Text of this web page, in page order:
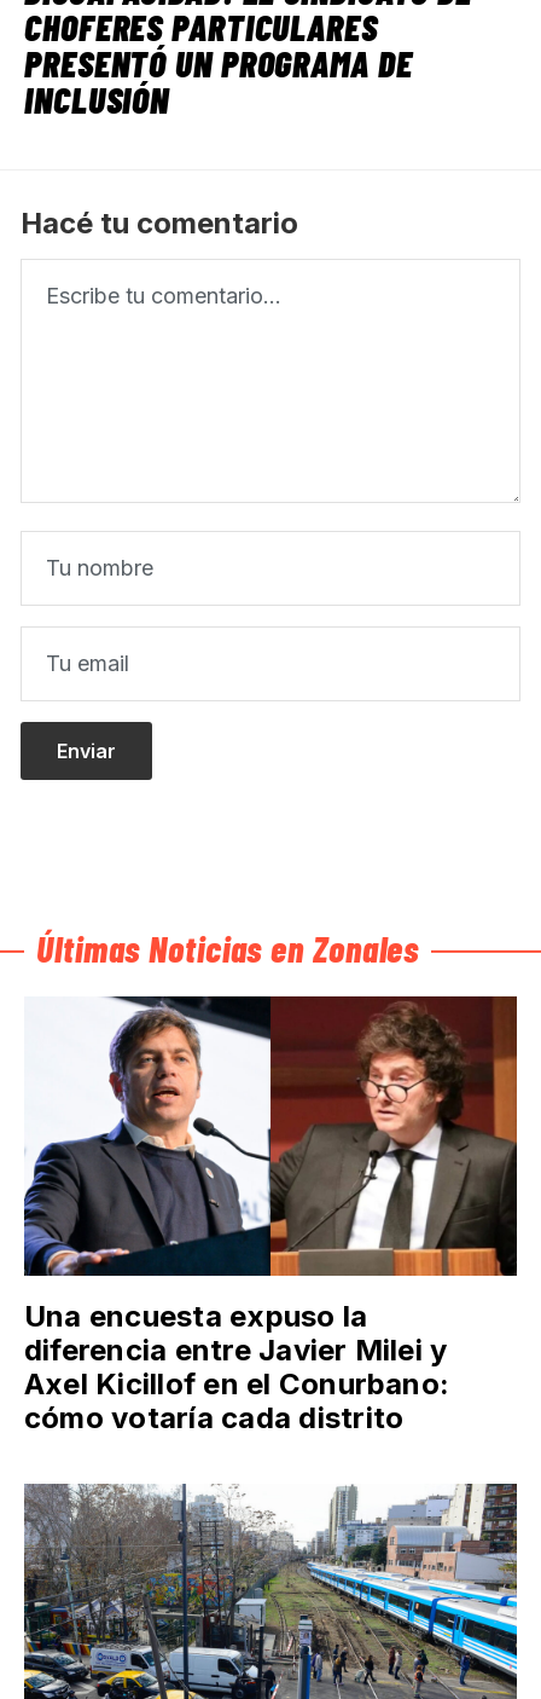
CHOFERES PARTICULARES
PRESENTÓ UN PROGRAMA DE
INCLUSIÓN
Hacé tu comentario
Últimas Noticias en Zonales
Una encuesta expuso la
diferencia entre Javier Milei y
Axel Kicillof en el Conurbano:
cómo votaría cada distrito